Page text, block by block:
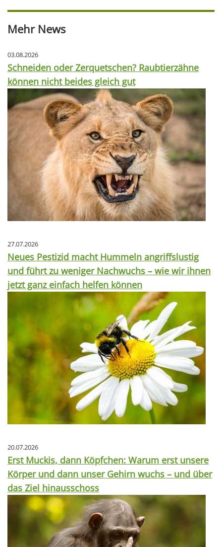
Mehr News
03.08.2026
Schneiden oder Zerquetschen? Raubtierzähne
können nicht beides gleich gut
27.07.2026
Neues Pestizid macht Hummeln angriffslustig
und führt zu weniger Nachwuchs – wie wir ihnen
jetzt ganz einfach helfen können
20.07.2026
Erst Muckis, dann Köpfchen: Warum erst unsere
Körper und dann unser Gehirn wuchs – und über
das Ziel hinausschoss